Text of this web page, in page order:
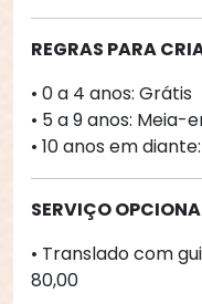
REGRAS PARA
• 0 a 4 anos: Grátis
• 5 a 9 anos: Meia-
• 10 anos em
SERVIÇO
• Translado com
80,00